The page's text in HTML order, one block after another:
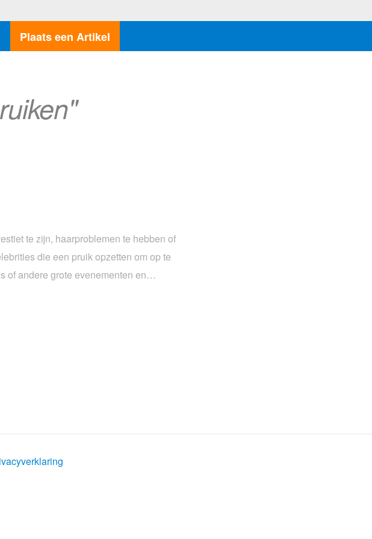
Plaats een Artikel
te zijn, haarproblemen te hebben of
die een pruik opzetten om op te
of andere grote evenementen en…